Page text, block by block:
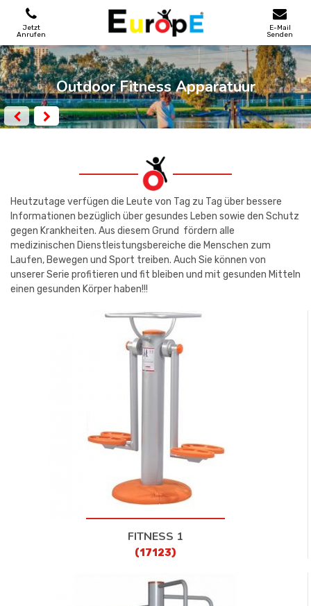
Jetzt
Anrufen
E-Mail
Senden
SPIELPLATZE
SKATEPARKS
SPORTBEREICHE
REFERENZEN
Outdoor Fitness Apparatuur
Heutzutage verfügen die Leute von Tag zu Tag über bessere
Informationen bezüglich über gesundes Leben sowie den Schutz
gegen Krankheiten. Aus diesem Grund fördern alle
medizinischen Dienstleistungsbereiche die Menschen zum
Laufen, Bewegen und Sport treiben. Auch Sie können von
unserer Serie profitieren und fit bleiben und mit gesunden Mitteln
einen gesunden Körper haben!!!
FITNESS 1
(17123)